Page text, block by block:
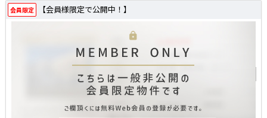
会員限定 【会員様限定で公開中！】